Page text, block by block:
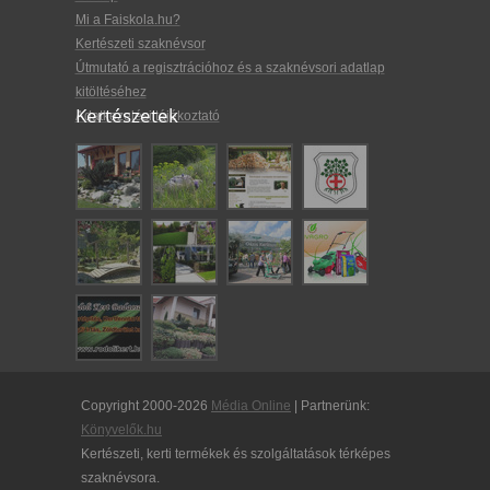
Mi a Faiskola.hu?
Kertészeti szaknévsor
Útmutató a regisztrációhoz és a szaknévsori adatlap
kitöltéséhez
Adatkezelési tájékoztató
Kertészetek
Copyright 2000-2026 Média Online | Partnerünk:
Könyvelők.hu
Kertészeti, kerti termékek és szolgáltatások térképes
szaknévsora.